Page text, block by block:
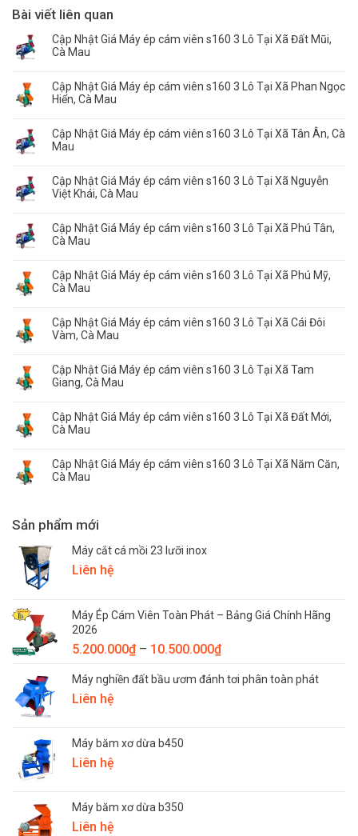
Bài viết liên quan
Cập Nhật Giá Máy ép cám viên s160 3 Lô Tại Xã Đất Mũi,
Cà Mau
Cập Nhật Giá Máy ép cám viên s160 3 Lô Tại Xã Phan Ngọc
Hiển, Cà Mau
Cập Nhật Giá Máy ép cám viên s160 3 Lô Tại Xã Tân Ân, Cà
Mau
Cập Nhật Giá Máy ép cám viên s160 3 Lô Tại Xã Nguyễn
Việt Khái, Cà Mau
Cập Nhật Giá Máy ép cám viên s160 3 Lô Tại Xã Phú Tân,
Cà Mau
Cập Nhật Giá Máy ép cám viên s160 3 Lô Tại Xã Phú Mỹ,
Cà Mau
Cập Nhật Giá Máy ép cám viên s160 3 Lô Tại Xã Cái Đôi
Vàm, Cà Mau
Cập Nhật Giá Máy ép cám viên s160 3 Lô Tại Xã Tam
Giang, Cà Mau
Cập Nhật Giá Máy ép cám viên s160 3 Lô Tại Xã Đất Mới,
Cà Mau
Cập Nhật Giá Máy ép cám viên s160 3 Lô Tại Xã Năm Căn,
Cà Mau
Sản phẩm mới
Máy cắt cá mồi 23 lưỡi inox
Liên hệ
Máy Ép Cám Viên Toàn Phát – Bảng Giá Chính Hãng
2026
5.200.000₫ – 10.500.000₫Khoảng
từ
Máy nghiền đất bầu ươm đánh tơi phân toàn phát
Liên hệ
Máy băm xơ dừa b450
Liên hệ
Máy băm xơ dừa b350
Liên hệ